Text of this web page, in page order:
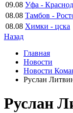
09.08 Уфа -
08.08 Тамбов -
08.08 Химки - цска
Назад
Главная
Новости
Новости
Руслан
Руслан